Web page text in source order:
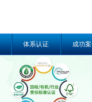
体系认证 成功